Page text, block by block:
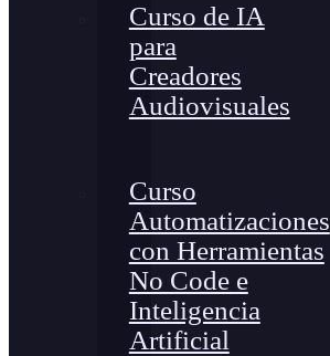
Curso de IA
para
Creadores
Audiovisuales
Curso
Automatizaciones
con Herramientas
No Code e
Inteligencia
Artificial